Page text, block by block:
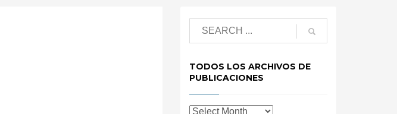
TODOS LOS ARCHIVOS DE
PUBLICACIONES